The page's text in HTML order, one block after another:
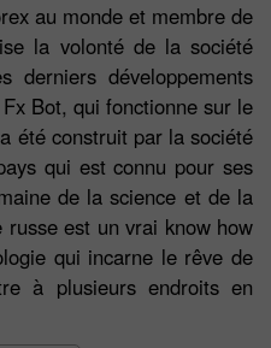
au monde et membre de
la volonté de la société
développements
Bot, qui fonctionne sur le
été construit par la société
qui est connu pour ses
de la science et de la
est un vrai know how
qui incarne le rêve de
à plusieurs endroits en